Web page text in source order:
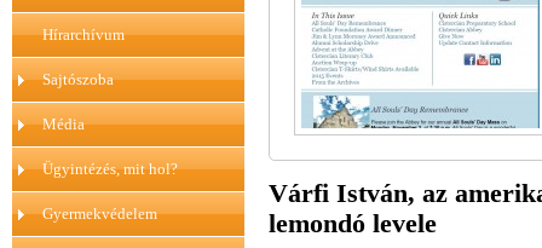
Hírarchívum
Sajtószoba
Média
Ügyintézés, mit hol?
Gyermekvédelem
Várfi István, az
lemondó levele